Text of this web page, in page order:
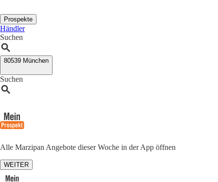
Prospekte
Händler
Suchen
80539 München
Suchen
Alle Marzipan Angebote dieser Woche in der App öffnen
WEITER